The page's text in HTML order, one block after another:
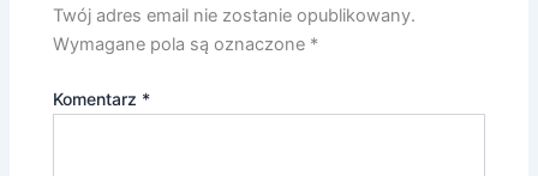
Twój adres email nie zostanie opublikowany.
Wymagane pola są oznaczone *
Komentarz *